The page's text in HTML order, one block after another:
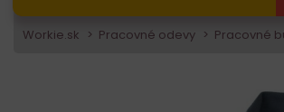
Workie.sk Pracovné odevy Pracovné